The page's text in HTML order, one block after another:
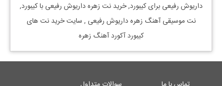
داریوش رفیعی برای کیبورد, خرید نت زهره داریوش رفیعی با کیبورد,
نت موسیقی آهنگ زهره داریوش رفیعی , سایت خرید نت های
کیبورد آکورد آهنگ زهره